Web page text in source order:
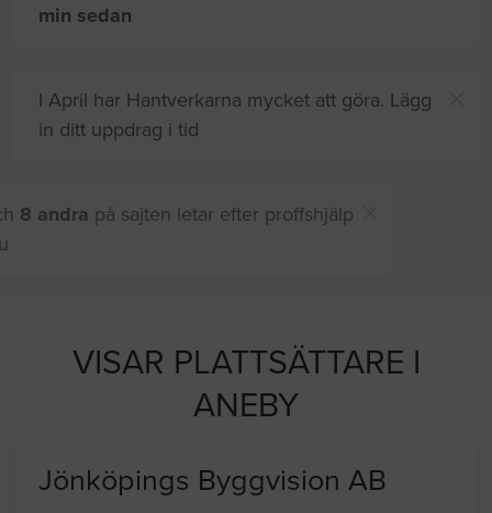
min sedan
I April har Hantverkarna mycket att göra. Lägg
in ditt uppdrag i tid
Du och8 andra på sajten letar efter proffshjälp
VISAR PLATTSÄTTARE I
ANEBY
Jönköpings Byggvision AB